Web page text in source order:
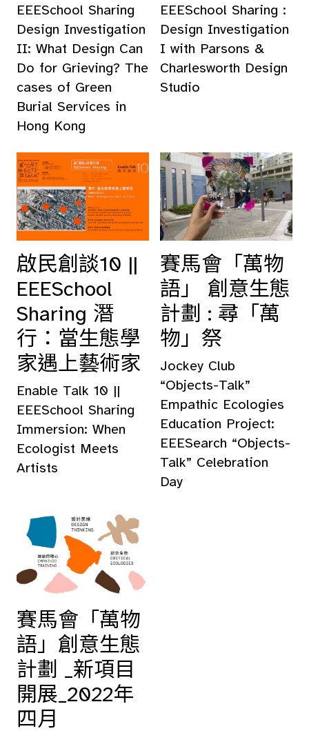
EEESchool Sharing
Design Investigation
II: What Design Can
Do for Grieving? The
cases of Green
Burial Services in
Hong Kong
EEESchool Sharing :
Design Investigation
I with Parsons &
Charlesworth Design
Studio
啟民創談10 ||
EEESchool
Sharing 潛
行：當生態學
家遇上藝術家
Enable Talk 10 ||
EEESchool Sharing
Immersion: When
Ecologist Meets
Artists
賽馬會「萬物
語」 創意生態
計劃 : 尋「萬
物」祭
Jockey Club
“Objects-Talk”
Empathic Ecologies
Education Project:
EEESearch “Objects-
Talk” Celebration
Day
賽馬會「萬物
語」創意生態
計劃 _新項目
開展_2022年
四月